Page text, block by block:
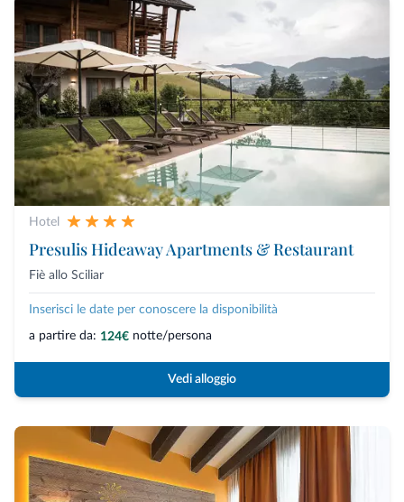
Hotel
Presulis Hideaway Apartments & Restaurant
Fiè allo Sciliar
Inserisci le date per conoscere la disponibilità
a partire da: 124€ notte/persona
Vedi alloggio